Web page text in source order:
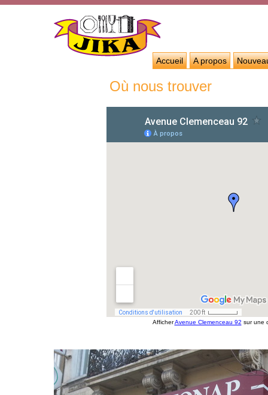
Accueil A propos
Où nous trouver
AfficherAvenue Clemenceau 92 sur une